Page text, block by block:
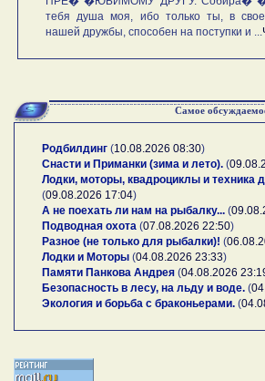
тебя душа моя, ибо только ты, в
нашей дружбы, способен на поступки и ...
Самое
Родбилдинг (10.08.2026 08:30)
Снасти и Приманки (зима и лето). (
Лодки, моторы, квадроциклы и техника
(09.08.2026 17:04)
А не поехать ли нам на рыбалку... (
Подводная охота (07.08.2026 22:50)
Разное (не только для рыбалки)! (
Лодки и Моторы (04.08.2026 23:33)
Памяти Панкова Андрея (04.08.2026
Безопасность в лесу, на льду и воде. (
Экология и борьба с браконьерами. (